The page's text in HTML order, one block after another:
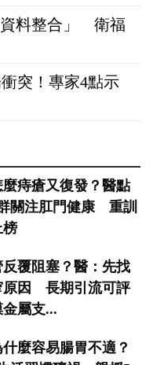
料整合」 衛福
突！專家4點示
痔瘡又復發？醫點
關注肛門健康 重訓
榜
覆阻塞？醫：先找
原因 長期引流可評
屬支...
麼容易腸胃不適？